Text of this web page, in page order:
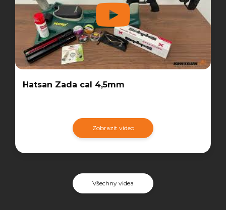
Hatsan Zada cal 4,5mm
Zobrazit video
Všechny videa